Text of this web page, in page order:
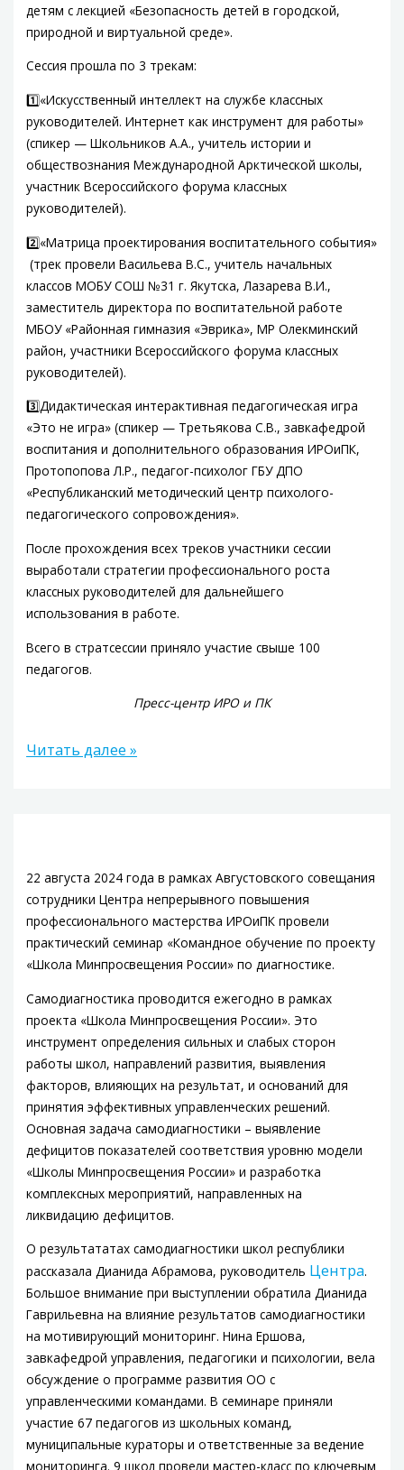
детям с лекцией «Безопасность детей в городской,
природной и виртуальной среде».
Сессия прошла по 3 трекам:
1️⃣«Искусственный интеллект на службе классных
руководителей. Интернет как инструмент для работы»
(спикер — Школьников А.А., учитель истории и
обществознания Международной Арктической школы,
участник Всероссийского форума классных
руководителей).
2️⃣«Матрица проектирования воспитательного события»
(трек провели Васильева В.С., учитель начальных
классов МОБУ СОШ №31 г. Якутска, Лазарева В.И.,
заместитель директора по воспитательной работе
МБОУ «Районная гимназия «Эврика», МР Олекминский
район, участники Всероссийского форума классных
руководителей).
3️⃣Дидактическая интерактивная педагогическая игра
«Это не игра» (спикер — Третьякова С.В., завкафедрой
воспитания и дополнительного образования ИРОиПК,
Протопопова Л.Р., педагог-психолог ГБУ ДПО
«Республиканский методический центр психолого-
педагогического сопровождения».
После прохождения всех треков участники сессии
выработали стратегии профессионального роста
классных руководителей для дальнейшего
использования в работе.
Всего в стратсессии приняло участие свыше 100
педагогов.
Пресс-центр ИРО и ПК
Читать далее »
22 августа 2024 года в рамках Августовского совещания
сотрудники Центра непрерывного повышения
профессионального мастерства ИРОиПК провели
практический семинар «Командное обучение по проекту
«Школа Минпросвещения России» по диагностике.
Самодиагностика проводится ежегодно в рамках
проекта «Школа Минпросвещения России». Это
инструмент определения сильных и слабых сторон
работы школ, направлений развития, выявления
факторов, влияющих на результат, и оснований для
принятия эффективных управленческих решений.
Основная задача самодиагностики – выявление
дефицитов показателей соответствия уровню модели
«Школы Минпросвещения России» и разработка
комплексных мероприятий, направленных на
ликвидацию дефицитов.
О результататах самодиагностики школ республики
рассказала Дианида Абрамова, руководитель Центра.
Большое внимание при выступлении обратила Дианида
Гаврильевна на влияние результатов самодиагностики
на мотивирующий мониторинг. Нина Ершова,
завкафедрой управления, педагогики и психологии, вела
обсуждение о программе развития ОО с
управленческими командами. В семинаре приняли
участие 67 педагогов из школьных команд,
муниципальные кураторы и ответственные за ведение
мониторинга. 9 школ провели мастер-класс по ключевым